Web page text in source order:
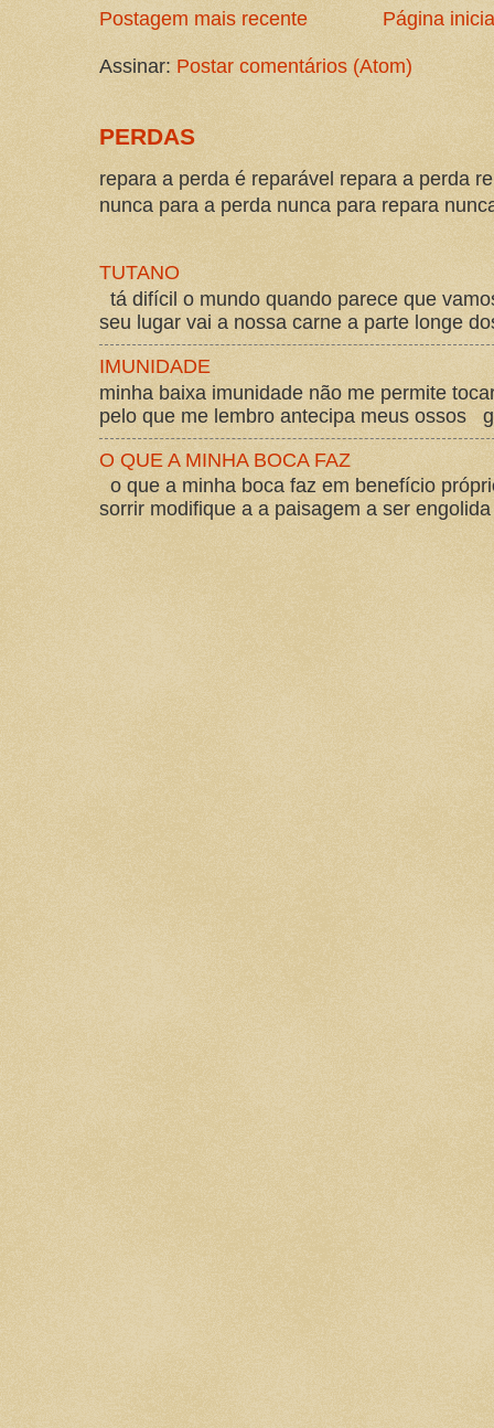
Postagem mais recente Página
Assinar: Postar comentários (Atom)
PERDAS
repara a perda é reparável repara a perda
nunca para a perda nunca para repara
TUTANO
tá difícil o mundo quando parece que
seu lugar vai a nossa carne a parte longe
IMUNIDADE
minha baixa imunidade não me permite
pelo que me lembro antecipa meus ossos
O QUE A MINHA BOCA FAZ
o que a minha boca faz em benefício
sorrir modifique a a paisagem a ser